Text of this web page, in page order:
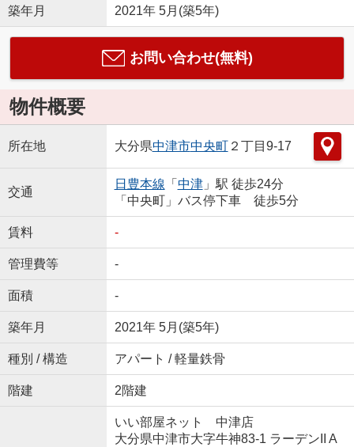
築年月 2021年 5月(築5年)
お問い合わせ(無料)
物件概要
所在地 大分県中津市中央町２丁目9-17
交通
日豊本線 「 中津」駅 徒歩24分
「中央町」バス停下車 徒歩5分
賃料 -
管理費等 -
面積 -
築年月 2021年 5月(築5年)
種別 / 構造 アパート / 軽量鉄骨
階建 2階建
いい部屋ネット 中津店
大分県中津市大字牛神83-1 ラーデンII A